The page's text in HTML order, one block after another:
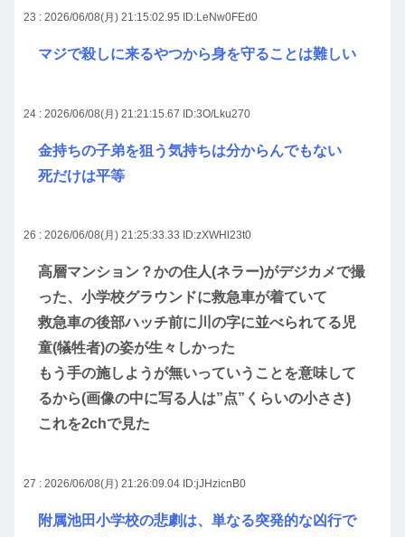
23 : 2026/06/08(月) 21:15:02.95 ID:LeNw0FEd0
マジで殺しに来るやつから身を守ることは難しい
24 : 2026/06/08(月) 21:21:15.67 ID:3O/Lku270
金持ちの子弟を狙う気持ちは分からんでもない
死だけは平等
26 : 2026/06/08(月) 21:25:33.33 ID:zXWHl23t0
高層マンション？かの住人(ネラー)がデジカメで撮
った、小学校グラウンドに救急車が着ていて
救急車の後部ハッチ前に川の字に並べられてる児
童(犠牲者)の姿が生々しかった
もう手の施しようが無いっていうことを意味して
るから(画像の中に写る人は”点”くらいの小ささ)
これを2chで見た
27 : 2026/06/08(月) 21:26:09.04 ID:jJHzicnB0
附属池田小学校の悲劇は、単なる突発的な凶行で